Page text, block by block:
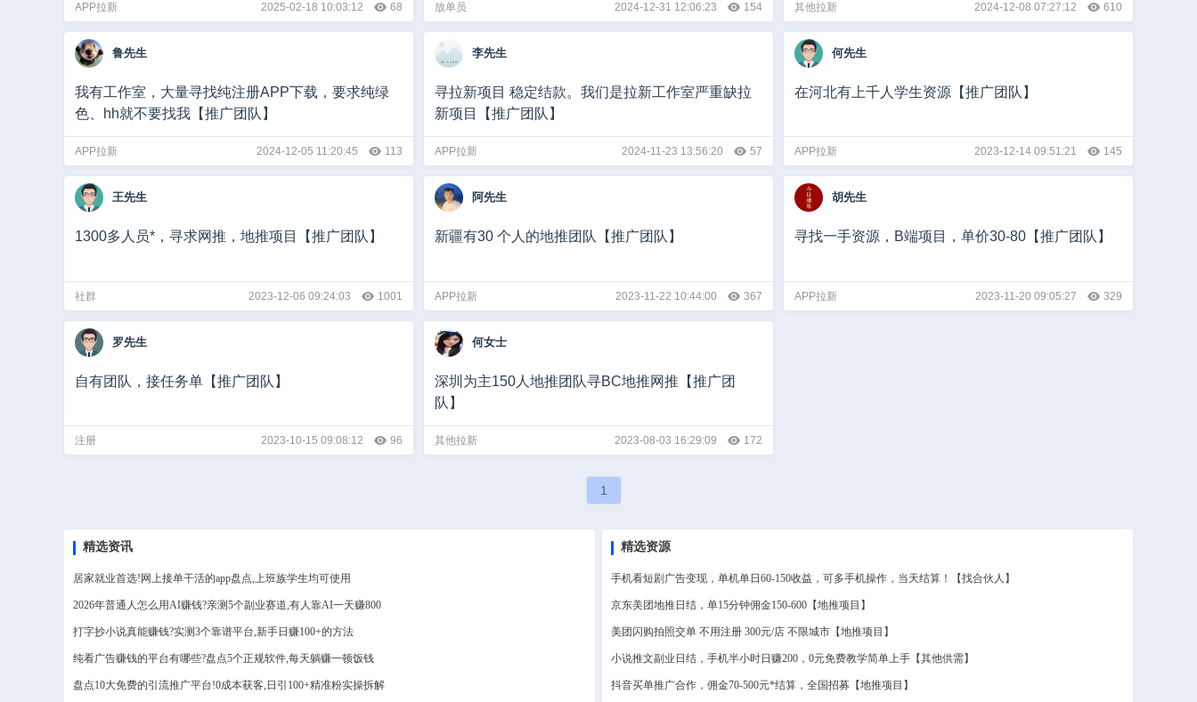
APP拉新 2025-02-18 10:03:12 68 放单员 2024-12-31 12:06:23 154 其他拉新 2024-12-08 07:27:12 610
鲁先生
我有工作室，大量寻找纯注册APP下载，要求纯绿
色、hh就不要找我【推广团队】
APP拉新 2024-12-05 11:20:45 113
李先生
寻拉新项目 稳定结款。我们是拉新工作室严重缺拉
新项目【推广团队】
APP拉新 2024-11-23 13:56:20 57
何先生
在河北有上千人学生资源【推广团队】
APP拉新 2023-12-14 09:51:21 145
王先生
1300多人员*，寻求网推，地推项目【推广团队】
社群 2023-12-06 09:24:03 1001
阿先生
新疆有30 个人的地推团队【推广团队】
APP拉新 2023-11-22 10:44:00 367
胡先生
寻找一手资源，B端项目，单价30-80【推广团队】
APP拉新 2023-11-20 09:05:27 329
罗先生
自有团队，接任务单【推广团队】
注册 2023-10-15 09:08:12 96
何女士
深圳为主150人地推团队寻BC地推网推【推广团
队】
其他拉新 2023-08-03 16:29:09 172
1
精选资讯
居家就业首选!网上接单干活的app盘点,上班族学生均可使用
2026年普通人怎么用AI赚钱?亲测5个副业赛道,有人靠AI一天赚800
打字抄小说真能赚钱?实测3个靠谱平台,新手日赚100+的方法
纯看广告赚钱的平台有哪些?盘点5个正规软件,每天躺赚一顿饭钱
盘点10大免费的引流推广平台!0成本获客,日引100+精准粉实操拆解
精选资源
手机看短剧广告变现，单机单日60-150收益，可多手机操作，当天结算！【找合伙人】
京东美团地推日结，单15分钟佣金150-600【地推项目】
美团闪购拍照交单 不用注册 300元/店 不限城市【地推项目】
小说推文副业日结，手机半小时日赚200，0元免费教学简单上手【其他供需】
抖音买单推广合作，佣金70-500元*结算，全国招募【地推项目】